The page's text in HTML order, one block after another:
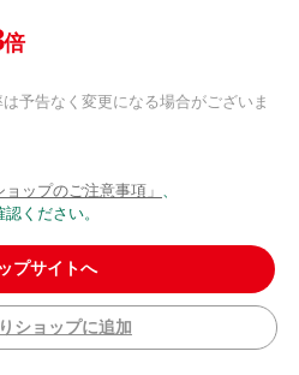
倍
予告なく変更になる場合がございま
ョップのご注意事項」 、
認ください。
プサイトへ
ショップに追加